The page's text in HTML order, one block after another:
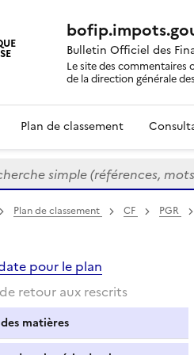
Bulletin Officiel des
Le site des commentaires
de la direction générale
Plan de classement
simple (références, mots
Plan de classement CF PGR
pour le plan
retour aux rescrits
matières